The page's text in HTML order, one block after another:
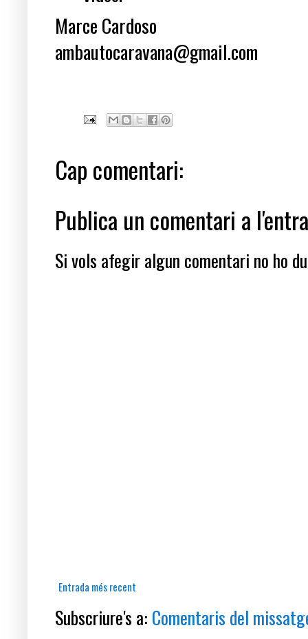
Marce Cardoso
ambautocaravana@gmail.com
Cap comentari:
Publica un comentari a
Si vols afegir algun comentari no ho
Entrada més recent
Subscriure's a: Comentaris del